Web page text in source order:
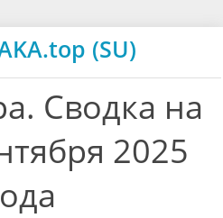
(SU)
Сводка на
2025